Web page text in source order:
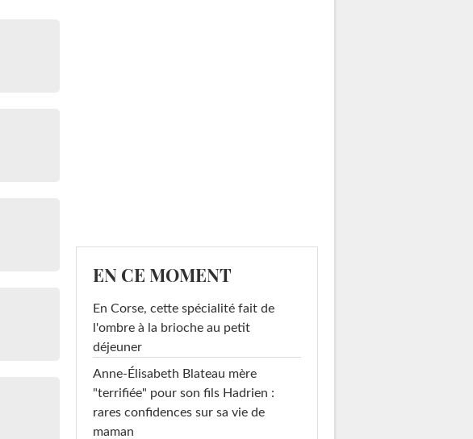
EN CE MOMENT
En Corse, cette spécialité fait de
l'ombre à la brioche au petit
déjeuner
Anne-Élisabeth Blateau mère
"terrifiée" pour son fils Hadrien :
rares confidences sur sa vie de
maman